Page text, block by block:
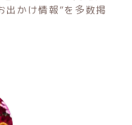
かけ情報”を多数掲